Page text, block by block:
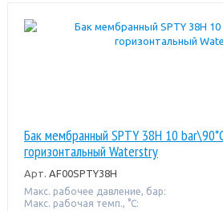
Бак мембранный SPTY 38H 10
горизонтальный Waterstry
Арт. AF00SPTY38H
Макс. рабочее давление, бар:
Макс. рабочая темп., °С: